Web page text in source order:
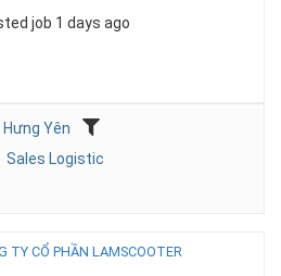
job 1 days ago
Hưng Yên
Sales Logistic
TY CỔ PHẦN LAMSCOOTER